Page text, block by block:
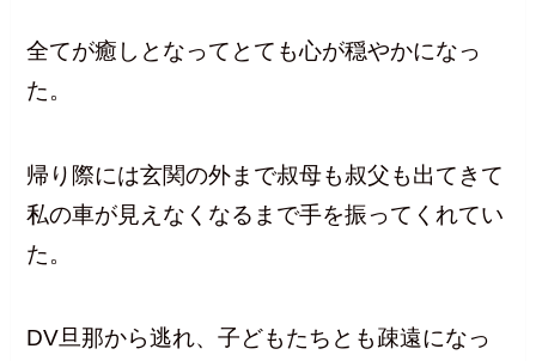
全てが癒しとなってとても心が穏やかになっ
た。
帰り際には玄関の外まで叔母も叔父も出てきて
私の車が見えなくなるまで手を振ってくれてい
た。
DV旦那から逃れ、子どもたちとも疎遠になっ